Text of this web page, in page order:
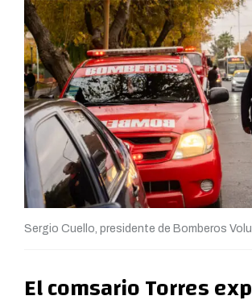
Sergio Cuello, presidente de Bomberos
El comsario Torres